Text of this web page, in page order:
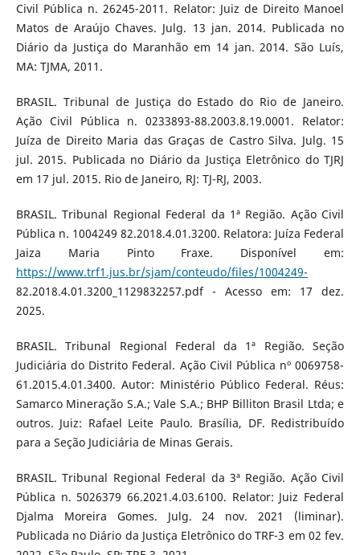
Civil Pública n. 26245-2011. Relator: Juiz de Direito Manoel
Matos de Araújo Chaves. Julg. 13 jan. 2014. Publicada no
Diário da Justiça do Maranhão em 14 jan. 2014. São Luís,
MA: TJMA, 2011.
BRASIL. Tribunal de Justiça do Estado do Rio de Janeiro.
Ação Civil Pública n. 0233893-88.2003.8.19.0001. Relator:
Juíza de Direito Maria das Graças de Castro Silva. Julg. 15
jul. 2015. Publicada no Diário da Justiça Eletrônico do TJRJ
em 17 jul. 2015. Rio de Janeiro, RJ: TJ-RJ, 2003.
BRASIL. Tribunal Regional Federal da 1ª Região. Ação Civil
Pública n. 1004249 82.2018.4.01.3200. Relatora: Juíza Federal
Jaiza Maria Pinto Fraxe. Disponível em:
https://www.trf1.jus.br/sjam/conteudo/files/1004249-
82.2018.4.01.3200_1129832257.pdf - Acesso em: 17 dez.
2025.
BRASIL. Tribunal Regional Federal da 1ª Região. Seção
Judiciária do Distrito Federal. Ação Civil Pública nº 0069758-
61.2015.4.01.3400. Autor: Ministério Público Federal. Réus:
Samarco Mineração S.A.; Vale S.A.; BHP Billiton Brasil Ltda; e
outros. Juiz: Rafael Leite Paulo. Brasília, DF. Redistribuído
para a Seção Judiciária de Minas Gerais.
BRASIL. Tribunal Regional Federal da 3ª Região. Ação Civil
Pública n. 5026379 66.2021.4.03.6100. Relator: Juiz Federal
Djalma Moreira Gomes. Julg. 24 nov. 2021 (liminar).
Publicada no Diário da Justiça Eletrônico do TRF-3 em 02 fev.